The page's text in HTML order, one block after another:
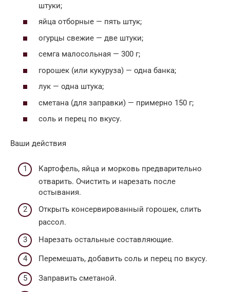
штуки;
яйца отборные — пять штук;
огурцы свежие — две штуки;
семга малосольная — 300 г;
горошек (или кукуруза) — одна банка;
лук — одна штука;
сметана (для заправки) — примерно 150 г;
соль и перец по вкусу.
Ваши действия
Картофель, яйца и морковь предварительно
отварить. Очистить и нарезать после
остывания.
Открыть консервированный горошек, слить
рассол.
Нарезать остальные составляющие.
Перемешать, добавить соль и перец по вкусу.
Заправить сметаной.